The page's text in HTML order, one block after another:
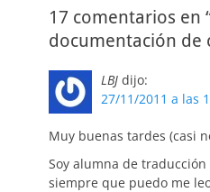
17 comentarios en
documentación de
LBJ dijo:
27/11/2011 a las
Muy buenas tardes (casi
Soy alumna de
siempre que puedo me